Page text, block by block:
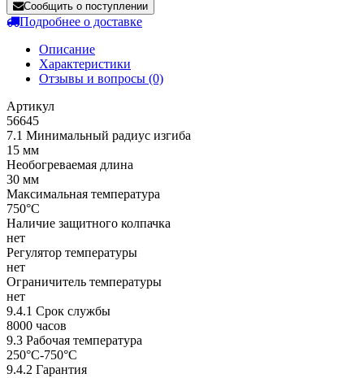
Сообщить о поступлении
Подробнее о доставке
Описание
Характеристики
Отзывы и вопросы (0)
Артикул
56645
7.1 Минимальный радиус изгиба
15 мм
Необогреваемая длина
30 мм
Максимальная температура
750°C
Наличие защитного колпачка
нет
Регулятор температуры
нет
Ограничитель температуры
нет
9.4.1 Срок службы
8000 часов
9.3 Рабочая температура
250°C-750°C
9.4.2 Гарантия